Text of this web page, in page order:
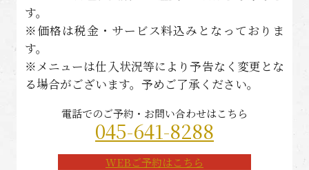
す。
※価格は税金・サービス料込みとなっておりま
す。
※メニューは仕入状況等により予告なく変更とな
る場合がございます。予めご了承ください。
電話でのご予約・お問い合わせはこちら
045-641-8288
WEBご予約はこちら